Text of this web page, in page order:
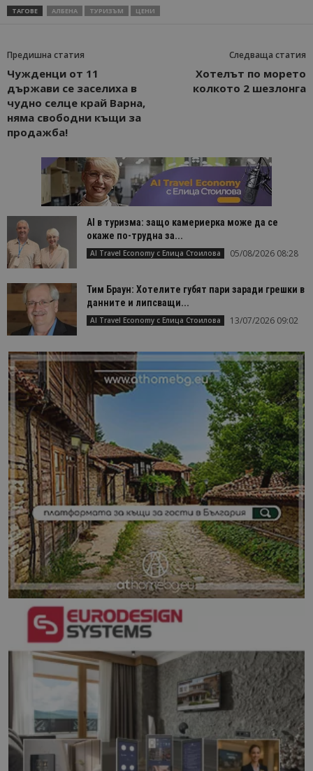
ТАГОВЕ АЛБЕНА ТУРИЗЪМ ЦЕНИ
Предишна статия
Чужденци от 11
държави се заселиха в
чудно селце край Варна,
няма свободни къщи за
продажба!
Следваща статия
Хотелът по морето
колкото 2 шезлонга
AI в туризма: защо камериерка може да се
окаже по-трудна за...
AI Travel Economy с Елица Стоилова 05/08/2026 08:28
Тим Браун: Хотелите губят пари заради грешки в
данните и липсващи...
AI Travel Economy с Елица Стоилова 13/07/2026 09:02